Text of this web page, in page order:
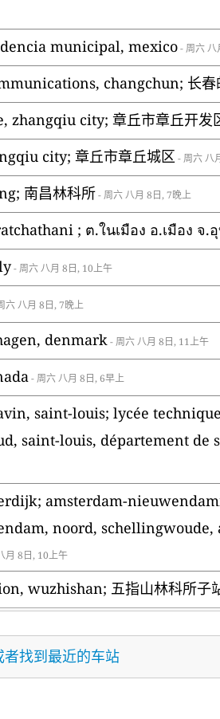
municipal, mexico- 周六 八
changchun; 长春
city; 章丘市章丘开发
city; 章丘市章丘城区 - 周六 八
南昌林科所- 周六 八月 8日, 7晚上
; ต.ในเมือง อ.เมือง จ.
- 周六 八月 8日, 10上午
六 八月 8日, 7晚上
denmark- 周六 八月 8日, 11上午
- 周六 八月 8日, 6早上
saint-louis; lycée
saint-louis, département de
amsterdam-
noord, schellingwoude,
月 8日, 10上午
wuzhishan; 五指山林科所子
者找到最近的车站